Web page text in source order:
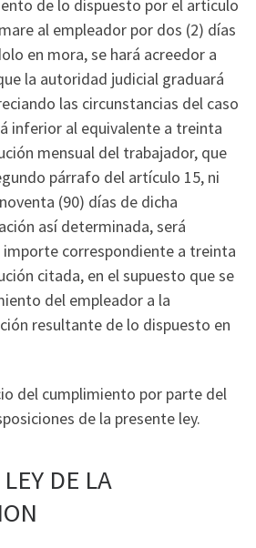
de lo dispuesto por el artículo
al empleador por dos (2) días
en mora, se hará acreedor a
la autoridad judicial graduará
las circunstancias del caso
inferior al equivalente a treinta
mensual del trabajador, que
párrafo del artículo 15, ni
(90) días de dicha
así determinada, será
correspondiente a treinta
citada, en el supuesto que se
del empleador a la
resultante de lo dispuesto en
del cumplimiento por parte del
de la presente ley.
DE LA